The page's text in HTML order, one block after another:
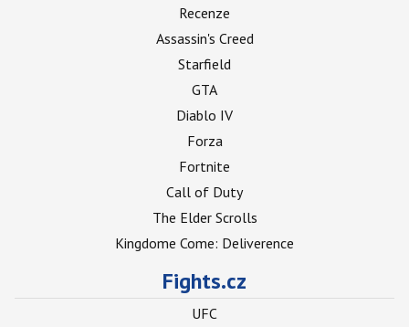
Recenze
Assassin's Creed
Starfield
GTA
Diablo IV
Forza
Fortnite
Call of Duty
The Elder Scrolls
Kingdome Come: Deliverence
Fights.cz
UFC